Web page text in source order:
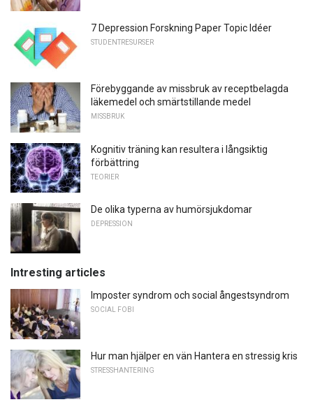
7 Depression Forskning Paper Topic Idéer
STUDENTRESURSER
Förebyggande av missbruk av receptbelagda
läkemedel och smärtstillande medel
MISSBRUK
Kognitiv träning kan resultera i långsiktig
förbättring
TEORIER
De olika typerna av humörsjukdomar
DEPRESSION
Intresting articles
Imposter syndrom och social ångestsyndrom
SOCIAL FOBI
Hur man hjälper en vän Hantera en stressig kris
STRESSHANTERING